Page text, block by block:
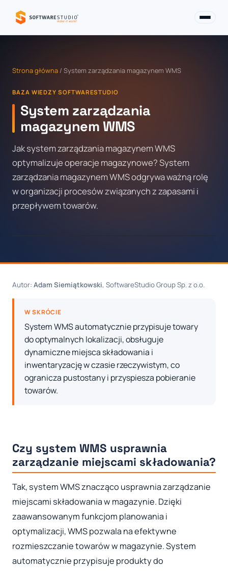
Strona główna / System zarządzania magazynem WMS
BAZA WIEDZY SOFTWARESTUDIO
System zarządzania
magazynem WMS
Jak system zarządzania magazynem WMS
optymalizuje operacje magazynowe? System
zarządzania magazynem WMS odgrywa ważną rolę
w organizacji procesów związanych z zapasami i
przepływem towarów.
Autor: Adam Siemiątkowski, SoftwareStudio Group Sp. z o.o.
W SKRÓCIE
System WMS automatycznie przypisuje towary
do optymalnych lokalizacji, obsługuje
dynamiczne miejsca składowania i
inwentaryzację w czasie rzeczywistym, co
ogranicza pustostany i przyspiesza pobieranie
towarów.
Czy system WMS usprawnia
zarządzanie miejscami składowania?
Tak, system WMS znacząco usprawnia zarządzanie
miejscami składowania w magazynie. Dzięki
zaawansowanym funkcjom planowania i
optymalizacji, WMS pozwala na efektywne
rozmieszczanie towarów w magazynie. System
automatycznie przypisuje produkty do